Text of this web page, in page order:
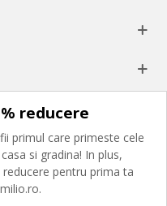
reducere
primul care primeste cele
si gradina! In plus,
pentru prima ta